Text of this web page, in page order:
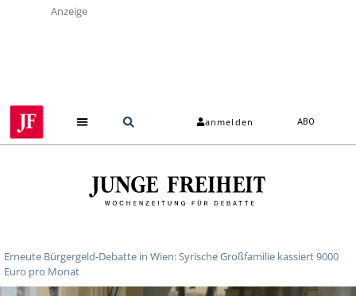
Anzeige
anmelden ABO
Erneute Bürgergeld-Debatte in Wien: Syrische Großfamilie kassiert 9000
Euro pro Monat